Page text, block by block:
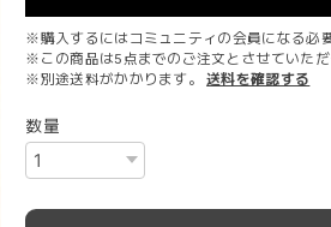
※購入するにはコミュニティの会員になる必
※この商品は5点までのご注文とさせていただ
※別途送料がかかります。
送料を確認する
数量